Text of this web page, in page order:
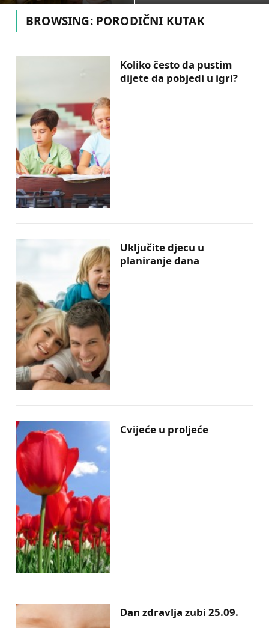
BROWSING: PORODIČNI KUTAK
Koliko često da pustim
dijete da pobjedi u igri?
Uključite djecu u
planiranje dana
Cvijeće u proljeće
Dan zdravlja zubi 25.09.